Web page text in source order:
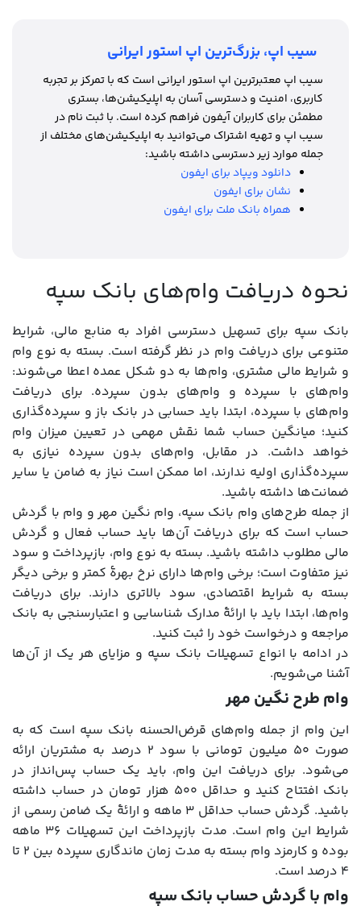
سیب اپ، بزرگ‌ترین اپ استور ایرانی
سیب اپ معتبرترین اپ استور ایرانی است که با تمرکز بر تجربه
کاربری، امنیت و دسترسی آسان به اپلیکیشن‌ها، بستری
مطمئن برای کاربران آیفون فراهم کرده است. با ثبت نام در
سیب اپ و تهیه اشتراک می‌توانید به اپلیکیشن‌های مختلف از
جمله موارد زیر دسترسی داشته باشید:
دانلود ویپاد برای ایفون
نشان برای ایفون
همراه بانک ملت برای ایفون
نحوه دریافت وام‌های بانک سپه
بانک سپه برای تسهیل دسترسی افراد به منابع مالی، شرایط
متنوعی برای دریافت وام در نظر گرفته است. بسته به نوع وام
و شرایط مالی مشتری، وام‌ها به دو شکل عمده اعطا می‌شوند:
وام‌های با سپرده و وام‌های بدون سپرده. برای دریافت
وام‌های با سپرده، ابتدا باید حسابی در بانک باز و سپرده‌گذاری
کنید؛ میانگین حساب شما نقش مهمی در تعیین میزان وام
خواهد داشت. در مقابل، وام‌های بدون سپرده نیازی به
سپرده‌گذاری اولیه ندارند، اما ممکن است نیاز به ضامن یا سایر
ضمانت‌ها داشته باشید.
از جمله طرح‌های وام بانک سپه، وام نگین مهر و وام با گردش
حساب است که برای دریافت آن‌ها باید حساب فعال و گردش
مالی مطلوب داشته باشید. بسته به نوع وام، بازپرداخت و سود
نیز متفاوت است؛ برخی وام‌ها دارای نرخ بهرۀ کمتر و برخی دیگر
بسته به شرایط اقتصادی، سود بالاتری دارند. برای دریافت
وام‌ها، ابتدا باید با ارائۀ مدارک شناسایی و اعتبارسنجی به بانک
مراجعه و درخواست خود را ثبت کنید.
در ادامه با انواع تسهیلات بانک سپه و مزایای هر یک از آن‌ها
آشنا می‌شویم.
وام طرح نگین مهر
این وام از جمله وام‌های قرض‌الحسنه بانک سپه است که به
صورت ۵۰ میلیون تومانی با سود ۲ درصد به مشتریان ارائه
می‌شود. برای دریافت این وام، باید یک حساب پس‌انداز در
بانک افتتاح کنید و حداقل ۵۰۰ هزار تومان در حساب داشته
باشید. گردش حساب حداقل ۳ ماهه و ارائۀ یک ضامن رسمی از
شرایط این وام است. مدت بازپرداخت این تسهیلات ۳۶ ماهه
بوده و کارمزد وام بسته به مدت زمان ماندگاری سپرده بین ۲ تا
۴ درصد است.
وام با گردش حساب بانک سپه